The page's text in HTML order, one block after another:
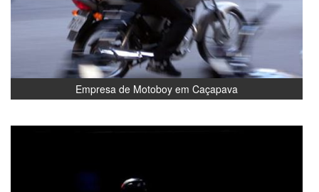
Empresa de Motoboy em Caçapava